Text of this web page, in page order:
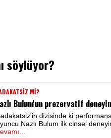
söylüyor?
Mİ?
Bulum'un prezervatif
dizisinde ki
Nazlı Bulum ilk cinsel